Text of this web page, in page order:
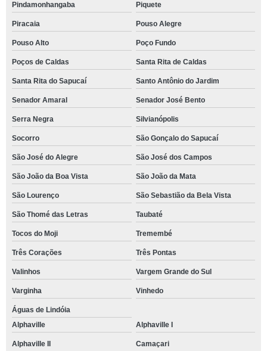
Pindamonhangaba Piquete
Piracaia Pouso Alegre
Pouso Alto Poço Fundo
Poços de Caldas Santa Rita de Caldas
Santa Rita do Sapucaí Santo Antônio do Jardim
Senador Amaral Senador José Bento
Serra Negra Silvianópolis
Socorro São Gonçalo do Sapucaí
São José do Alegre São José dos Campos
São João da Boa Vista São João da Mata
São Lourenço São Sebastião da Bela Vista
São Thomé das Letras Taubaté
Tocos do Moji Tremembé
Três Corações Três Pontas
Valinhos Vargem Grande do Sul
Varginha Vinhedo
Águas de Lindóia
Alphaville
Alphaville I
Alphaville II Camaçari